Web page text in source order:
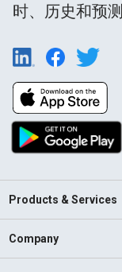
时、历史和预
Products & Services
Company